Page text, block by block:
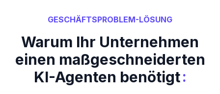
GESCHÄFTSPROBLEM-LÖSUNG
Warum Ihr Unternehmen
einen maßgeschneiderten
KI-Agenten benötigt: